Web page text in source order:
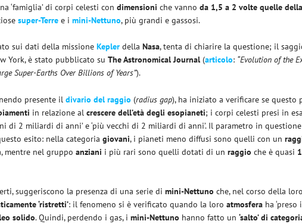
‘famiglia’ di corpi celesti condimensioni che vannoda 1,5 a 2 volte quelle
super-Terre e imini-Nettuno, più grandi e gassosi.
sui dati della missioneKepler dellaNasa, tenta di chiarire la questione; il
York, è stato pubblicato suThe Astronomical Journal (articolo: “Evolution of the
Super-Earths Over Billions of Years”).
presente ildivario del raggio (radius gap), ha iniziato a verificare se questo
in relazione al crescere dell’età degli esopianeti; i corpi celesti presi in
di 2 miliardi di anni’ e ‘più vecchi di 2 miliardi di anni’. Il parametro in
esito: nella categoriagiovani, i pianeti meno diffusi sono quelli con un
mentre nel gruppoanziani i più rari sono quelli dotati di unraggio che è quasi
suggeriscono la presenza di una serie dimini-Nettuno che, nel corso della
‘ristretti’: il fenomeno si è verificato quando la loroatmosfera ha ‘preso
solido. Quindi, perdendo i gas, imini-Nettuno hanno fatto un‘salto’ di